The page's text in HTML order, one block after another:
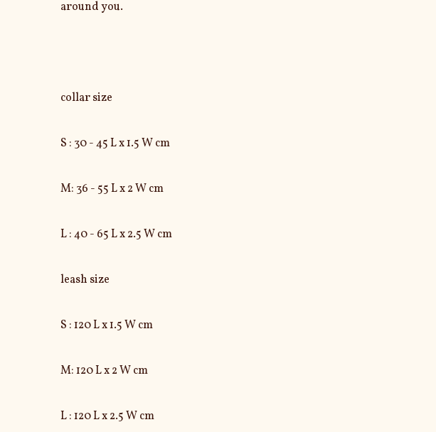
around you.
collar size
S : 30 - 45 L x 1.5 W cm
M: 36 - 55 L x 2 W cm
L : 40 - 65 L x 2.5 W cm
leash size
S : 120 L x 1.5 W cm
M: 120 L x 2 W cm
L : 120 L x 2.5 W cm